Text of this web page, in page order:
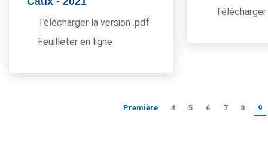
Télécharger la version .pdf
Feuilleter en ligne
Première 4 5 6 7 8 9